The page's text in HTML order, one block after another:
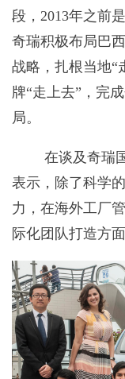
段，2013年之前
奇瑞积极布局巴
战略，扎根当地“
牌“走上去”，完
局。
在谈及奇瑞
表示，除了科学
力，在海外工厂
际化团队打造方